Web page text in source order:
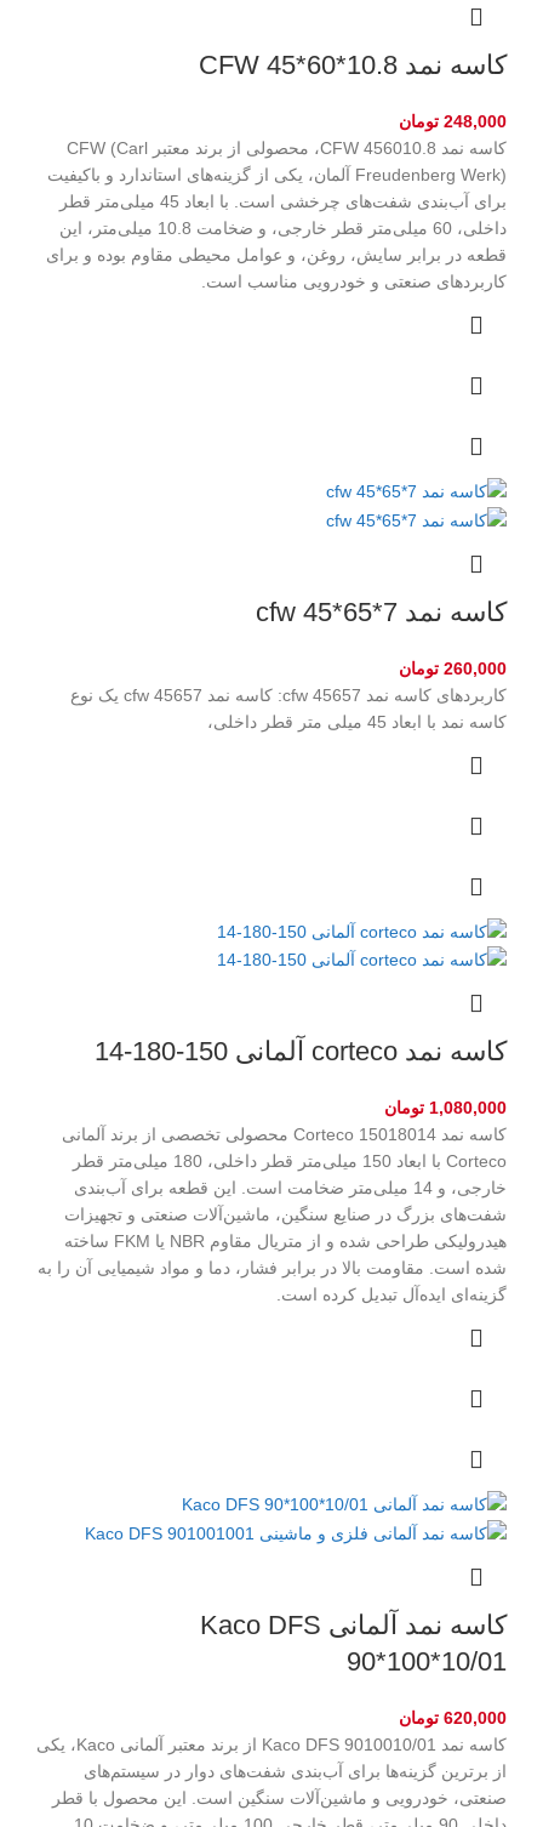
کاسه نمد CFW 45*60*10.8
248,000 تومان
کاسه نمد CFW 456010.8، محصولی از برند معتبر CFW (Carl
Freudenberg Werk) آلمان، یکی از گزینه‌های استاندارد و باکیفیت
برای آب‌بندی شفت‌های چرخشی است. با ابعاد 45 میلی‌متر قطر
داخلی، 60 میلی‌متر قطر خارجی، و ضخامت 10.8 میلی‌متر، این
قطعه در برابر سایش، روغن، و عوامل محیطی مقاوم بوده و برای
کاربردهای صنعتی و خودرویی مناسب است.
کاسه نمد cfw 45*65*7
260,000 تومان
کاربردهای کاسه نمد cfw 45657: کاسه نمد cfw 45657 یک نوع
کاسه نمد با ابعاد 45 میلی متر قطر داخلی،
کاسه نمد corteco آلمانی 150-180-14
1,080,000 تومان
کاسه نمد Corteco 15018014 محصولی تخصصی از برند آلمانی
Corteco با ابعاد 150 میلی‌متر قطر داخلی، 180 میلی‌متر قطر
خارجی، و 14 میلی‌متر ضخامت است. این قطعه برای آب‌بندی
شفت‌های بزرگ در صنایع سنگین، ماشین‌آلات صنعتی و تجهیزات
هیدرولیکی طراحی شده و از متریال مقاوم NBR یا FKM ساخته
شده است. مقاومت بالا در برابر فشار، دما و مواد شیمیایی آن را به
گزینه‌ای ایده‌آل تبدیل کرده است.
کاسه نمد آلمانی Kaco DFS
90*100*10/01
620,000 تومان
کاسه نمد Kaco DFS 9010010/01 از برند معتبر آلمانی Kaco، یکی
از برترین گزینه‌ها برای آب‌بندی شفت‌های دوار در سیستم‌های
صنعتی، خودرویی و ماشین‌آلات سنگین است. این محصول با قطر